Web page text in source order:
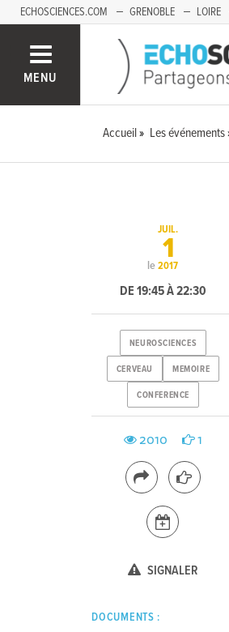
ECHOSCIENCES.COM GRENOBLE LOIRE
MENU
Accueil Les événements
le
JUIL.
1
2017
DE 19:45 À 22:30
NEUROSCIENCES
CERVEAU MEMOIRE
CONFERENCE
2010 1
SIGNALER
DOCUMENTS :